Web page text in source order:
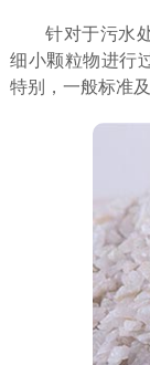
针对于污水
细小颗粒物进行
特别，一般标准